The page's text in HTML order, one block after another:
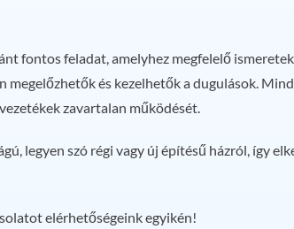
fontos feladat, amelyhez megfelelő
és kezelhetők a dugulások.
zavartalan működését.
legyen szó régi vagy új építésű házról,
elérhetőségeink egyikén!